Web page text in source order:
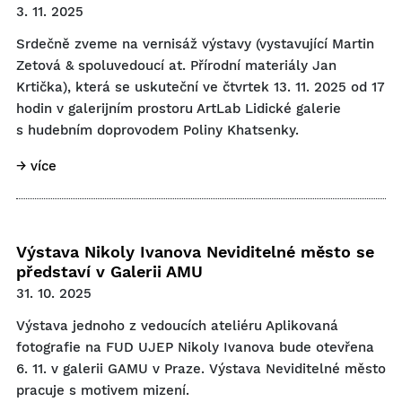
3. 11. 2025
Srdečně zveme na vernisáž výstavy (vystavující Martin
Zetová & spoluvedoucí at. Přírodní materiály Jan
Krtička), která se uskuteční ve čtvrtek 13. 11. 2025 od 17
hodin v galerijním prostoru ArtLab Lidické galerie
s hudebním doprovodem Poliny Khatsenky.
→ více
Výstava Nikoly Ivanova Neviditelné město se
představí v Galerii AMU
31. 10. 2025
Výstava jednoho z vedoucích ateliéru Aplikovaná
fotografie na FUD UJEP Nikoly Ivanova bude otevřena
6. 11. v galerii GAMU v Praze. Výstava Neviditelné město
pracuje s motivem mizení.